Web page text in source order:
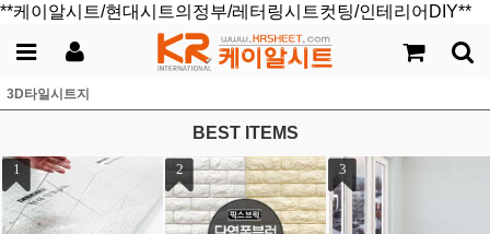
**케이알시트/현대시트의정부/레터링시트컷팅/인테리어DIY**
3D타일시트지
BEST ITEMS
1 2 3